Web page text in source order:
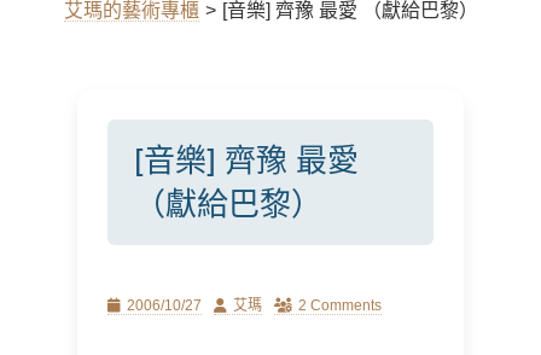
艾瑪的藝術專櫃 > [音樂] 齊豫 最愛 （獻給巴黎）
[音樂] 齊豫 最愛
（獻給巴黎）
Posted
2006/10/27 Author
艾瑪 2 Comments